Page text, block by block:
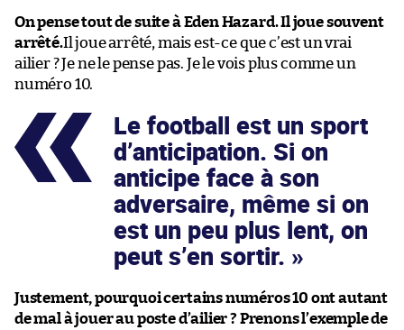
On pense tout de suite à Eden Hazard. Il joue souvent
arrêté.Il joue arrêté, mais est-ce que c’est un vrai
ailier ? Je ne le pense pas. Je le vois plus comme un
numéro 10.
Le football est un sport
d’anticipation. Si on
anticipe face à son
adversaire, même si on
est un peu plus lent, on
peut s’en sortir.
Justement, pourquoi certains numéros 10 ont autant
de mal à jouer au poste d’ailier ? Prenons l’exemple de